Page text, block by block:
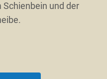
und der